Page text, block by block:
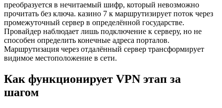
преобразуется в нечитаемый шифр, который невозможно
прочитать без ключа. казино 7 к маршрутизирует поток через
промежуточный сервер в определённой государстве.
Провайдер наблюдает лишь подключение к серверу, но не
способен определить конечные адреса порталов.
Маршрутизация через отдалённый сервер трансформирует
видимое местоположение в сети.
Как функционирует VPN этап за
шагом